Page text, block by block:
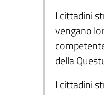
I cittadini
vengano
della
I cittadini